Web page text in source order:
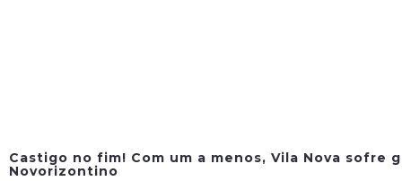
Castigo no fim! Com um a menos, Vila Nova sofre
Novorizontino